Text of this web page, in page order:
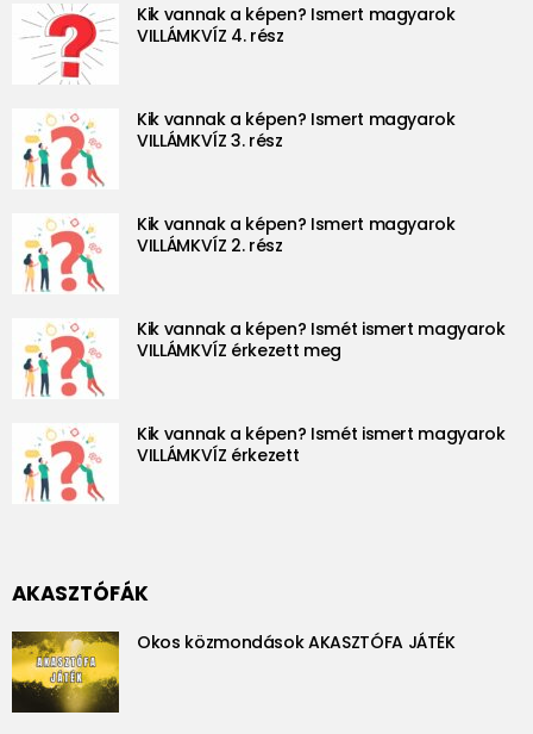
Kik vannak a képen? Ismert magyarok
VILLÁMKVÍZ 4. rész
Kik vannak a képen? Ismert magyarok
VILLÁMKVÍZ 3. rész
Kik vannak a képen? Ismert magyarok
VILLÁMKVÍZ 2. rész
Kik vannak a képen? Ismét ismert magyarok
VILLÁMKVÍZ érkezett meg
Kik vannak a képen? Ismét ismert magyarok
VILLÁMKVÍZ érkezett
AKASZTÓFÁK
Okos közmondások AKASZTÓFA JÁTÉK